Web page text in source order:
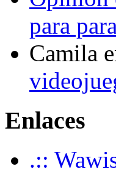
para
Camila
Enlaces
.::